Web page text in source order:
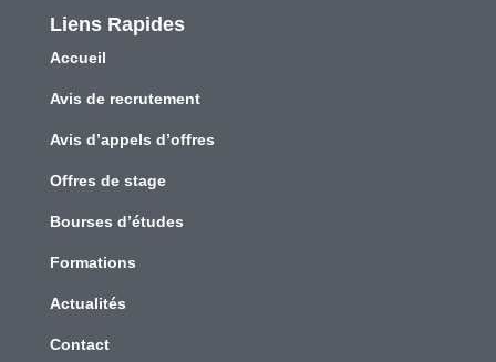
Liens Rapides
Accueil
Avis de recrutement
Avis d’appels d’offres
Offres de stage
Bourses d’études
Formations
Actualités
Contact